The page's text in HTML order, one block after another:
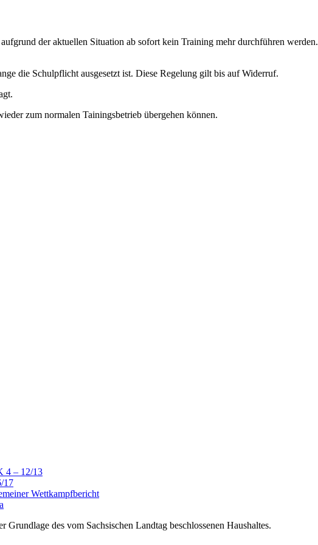
der aktuellen Situation ab sofort kein Training mehr durchführen
die Schulpflicht ausgesetzt ist. Diese Regelung gilt bis auf Widerruf.
zum normalen Tainingsbetrieb übergehen können.
4 – 12/13
17
Wettkampfbericht